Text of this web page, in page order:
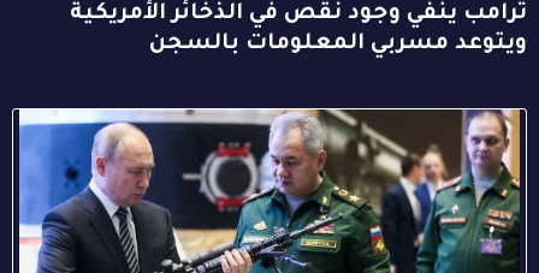
ترامب ينفي وجود نقص في الذخائر الأمريكية
ويتوعد مسربي المعلومات بالسجن